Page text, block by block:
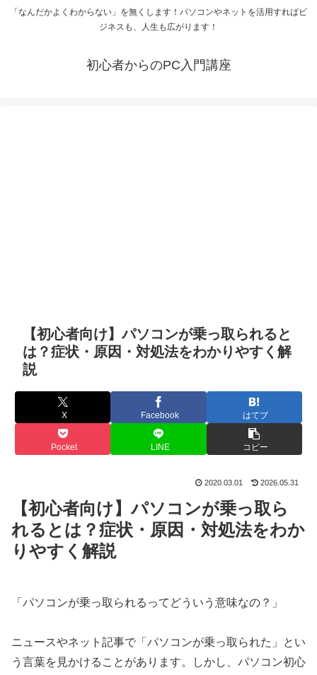
「なんだかよくわからない」を無くします！パソコンやネットを活用すればビ
ジネスも、人生も広がります！
初心者からのPC入門講座
【初心者向け】パソコンが乗っ取られると
は？症状・原因・対処法をわかりやすく解
説
X Facebook はてブ
Pocket LINE コピー
2020.03.01 2026.05.31
【初心者向け】パソコンが乗っ取ら
れるとは？症状・原因・対処法をわか
りやすく解説
「パソコンが乗っ取られるってどういう意味なの？」
ニュースやネット記事で「パソコンが乗っ取られた」とい
う言葉を見かけることがあります。しかし、パソコン初心